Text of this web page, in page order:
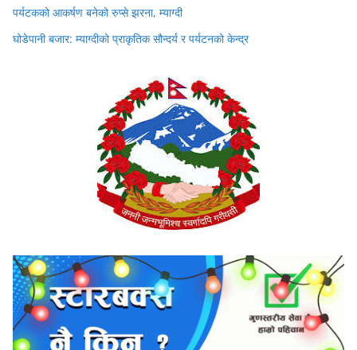
पर्यटकको आकर्षण बनेको रुप्से झरना, म्याग्दी
घोडेपानी बजार: म्याग्दीको प्राकृतिक सौन्दर्य र पर्यटनको केन्द्र